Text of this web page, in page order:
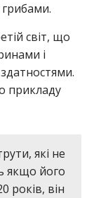
грибами.
світ, що
і
прикладу
які не
якщо його
років, він